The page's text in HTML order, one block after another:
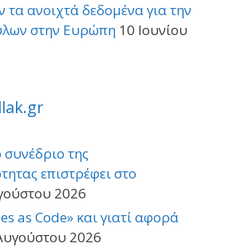
τα ανοιχτά δεδομένα για την
στην Ευρώπη 10 Ιουνίου
της
επιστρέφει στο
2026
as Code» και γιατί αφορά
2026